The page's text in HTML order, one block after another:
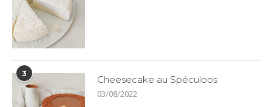
3
Cheesecake au Spéculoos
03/08/2022